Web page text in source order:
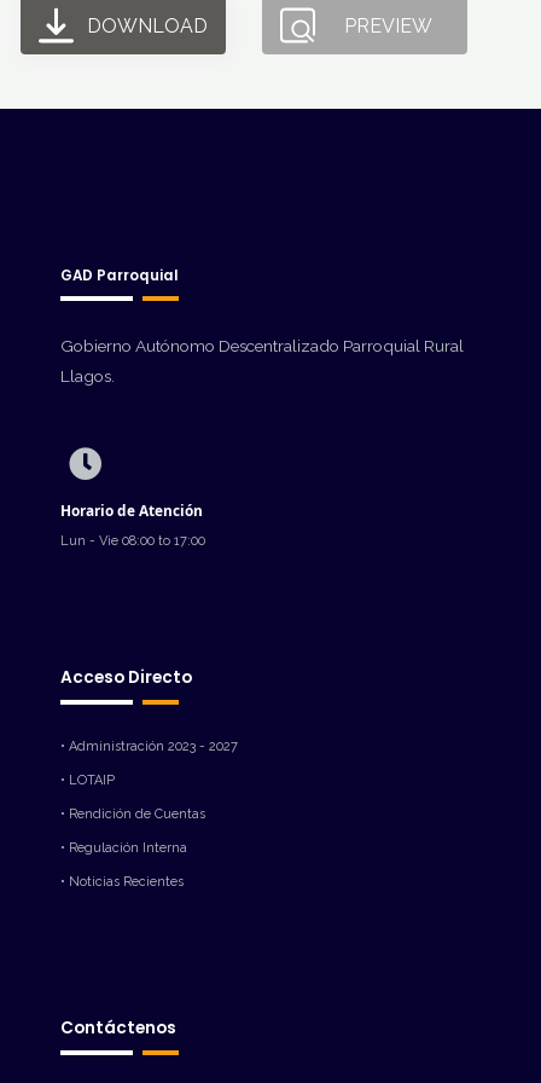
DOWNLOAD PREVIEW
GAD Parroquial
Gobierno Autónomo Descentralizado Parroquial Rural
Llagos.
Horario de Atención
Lun - Vie 08:00 to 17:00
Acceso Directo
• Administración 2023 - 2027
• LOTAIP
• Rendición de Cuentas
• Regulación Interna
• Noticias Recientes
Contáctenos